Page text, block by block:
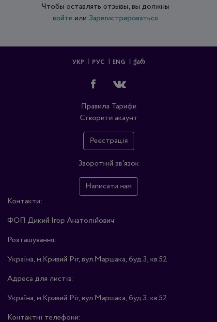
Чтобы оставлять отзывы, вы должны
войти или Зарегистрироваться
УКР РУС ENG ᲥᲐᲠ
Правила Тарифи
Створити акаунт
Реєстрація
Зворотній зв'язок
Написати нам
Контакти:
ФОП Дикий Ігор Анатолійович
Розташування:
Україна, м.Кривий Ріг, вул.Маршака, буд.3, кв.52
Адреса для листів:
Україна, м.Кривий Ріг, вул.Маршака, буд.3, кв.52
Контактні телефони: